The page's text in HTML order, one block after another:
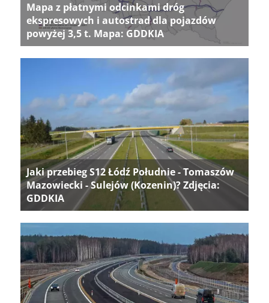
Mapa z płatnymi odcinkami dróg
ekspresowych i autostrad dla pojazdów
powyżej 3,5 t. Mapa: GDDKIA
Jaki przebieg S12 Łódź Południe - Tomaszów
Mazowiecki - Sulejów (Kozenin)? Zdjęcia:
GDDKIA